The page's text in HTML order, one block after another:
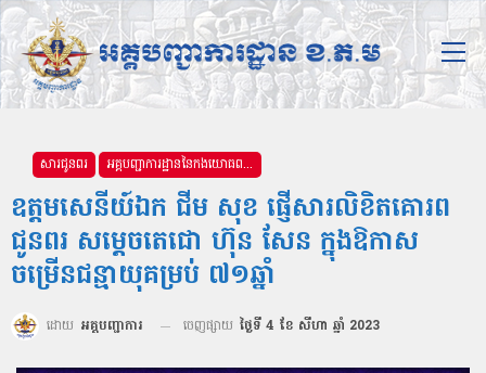
សារជូនពរ អគ្គបញ្ជាការដ្ឋាននៃកងយោធពលខេមរភូមិន្ទ
ឧត្តមសេនីយ៍ឯក ជីម សុខ ផ្ញើសារលិខិតគោរព
ជូនពរ សម្ដេចតេជោ ហ៊ុន សែន ក្នុងឱកាស
ចម្រើនជន្មាយុគម្រប់ ៧១ឆ្នាំ
ដោយ អគ្គបញ្ជាការ ចេញផ្សាយ ថ្ងៃទី 4 ខែ សីហា ឆ្នាំ 2023